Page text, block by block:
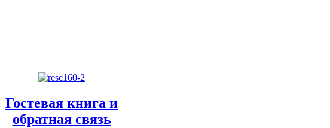
Гостевая книга и
обратная связь